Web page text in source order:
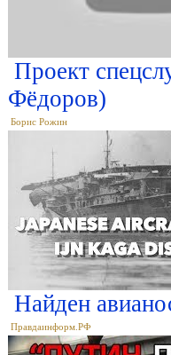
Проект
Фёдоров)
Борис Рожин
Найден
Правдаинформ.РФ